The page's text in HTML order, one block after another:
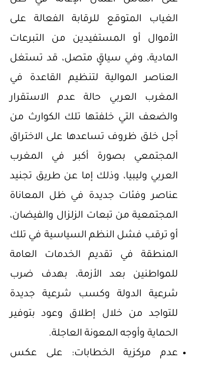
الغياب المتوقع للرقابة الفعالة على
الأموال أو المستفيدين من التبرعات
المادية، وفي سياقٍ متصل، قد تستغل
العناصر الموالية لتنظيم القاعدة في
المغرب العربي حالة عدم الاستقرار
والضعف التي خلفتها تلك الكوارث من
أجل خلق ظروف تساعدها على الاختراق
المجتمعي بصورة أكبر في المغرب
العربي وليبيا، وذلك إما عن طريق تجنيد
عناصر وفئات جديدة في ظل المعاناة
المجتمعية من تبعات الزلزال والفيضان،
أو ترقب فشل النظم السياسية في تلك
المنطقة في تقديم الخدمات العامة
للمواطنين بعد الأزمة، بهدف ضرب
شرعية الدولة وكسب شرعية جديدة
للتواجد من خلال إطلاق وعود بتوفير
الحماية وأوجه المعونة العاجلة.
عدم مركزية الخطابات: على عكس